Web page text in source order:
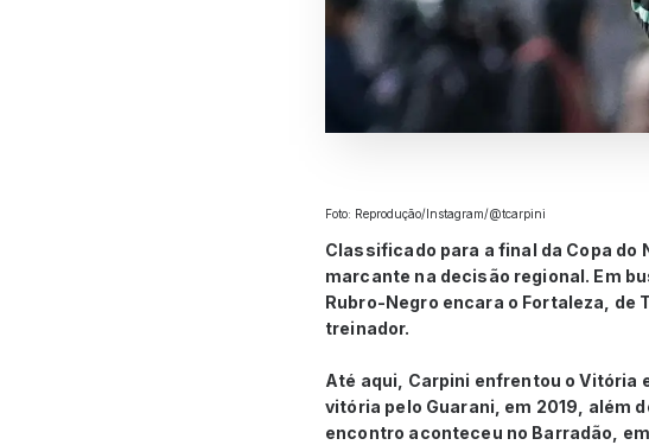
Foto: Reprodução/Instagram/@tcarpini
Classificado para a final da Copa
marcante na decisão regional. Em
Rubro-Negro encara o Fortaleza, de
treinador.
Até aqui, Carpini enfrentou o Vitória
vitória pelo Guarani, em 2019, além
encontro aconteceu no Barradão,